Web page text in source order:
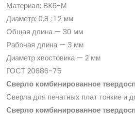
Материал: ВК6-М
Диаметр: 0.8 ; 1.2 мм
Общая длина — 30 мм
Рабочая длина — 3 мм
Диаметр хвостовика — 2 мм
ГОСТ 20686-75
Сверло комбинированное
Сверла для печатных плат тонкие и
Сверло комбинированное